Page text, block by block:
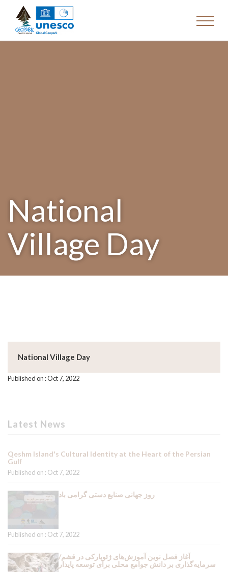
National
Village Day
National Village Day
Published on : Oct 7, 2022
Latest News
Qeshm Island's Cultural Identity at the Heart of the Persian
Gulf
Published on : Oct 7, 2022
روز جهانی صنایع دستی گرامی باد
Published on : Oct 7, 2022
آغاز فصل نوین آموزش‌های ژئوپارکی در قشم/
سرمایه‌گذاری بر دانش جوامع محلی برای توسعه پایدار